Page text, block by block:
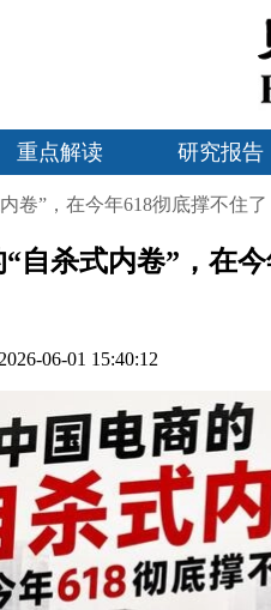
重点解读 研究报告
卷”，在今年618彻底撑不住了
自杀式内卷”，在
06-01 15:40:12